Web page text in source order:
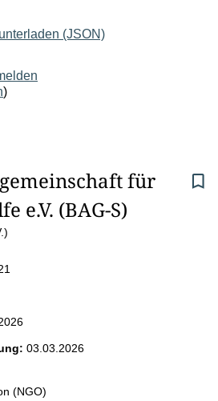
(JSON)
)
für
e.V. (BAG-S)
03.03.2026
(NGO)